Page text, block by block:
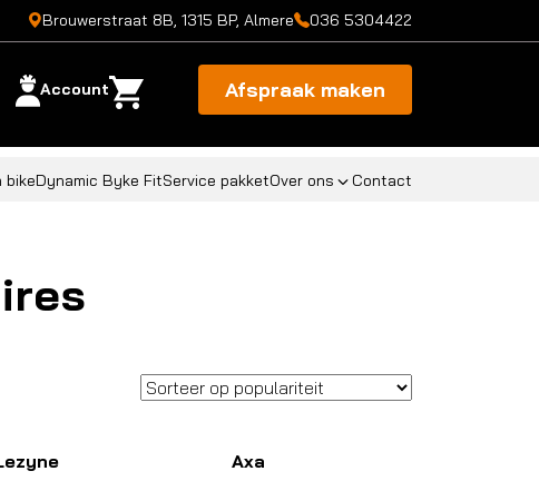
Brouwerstraat 8B, 1315 BP, Almere 036 5304422
Account Afspraak maken
bikeDynamic Byke FitService pakketOver ons Contact
Axa